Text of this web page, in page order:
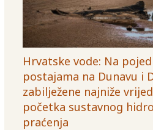
Hrvatske vode: Na
postajama na Dunavu i
zabilježene najniže
početka sustavnog
praćenja